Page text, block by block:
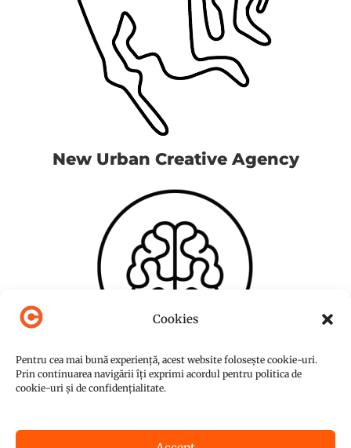
Cookies
Pentru cea mai bună experiență, acest website folosește cookie-uri.
Prin continuarea navigării îți exprimi acordul pentru politica de
cookie-uri și de confidențialitate.
New Urban Creative Agency